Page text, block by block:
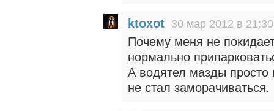
ktoxot 30 мар 2012 в 21:30
Почему меня не
нормально
А водятел мазды
не стал заморачиваться.